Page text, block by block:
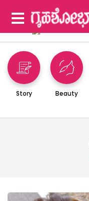
Story Beauty